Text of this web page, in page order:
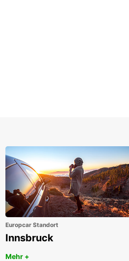
Europcar Standort
Innsbruck
Mehr +